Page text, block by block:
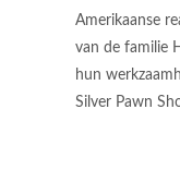
Amerikaanse
van de familie
hun
Silver Pawn